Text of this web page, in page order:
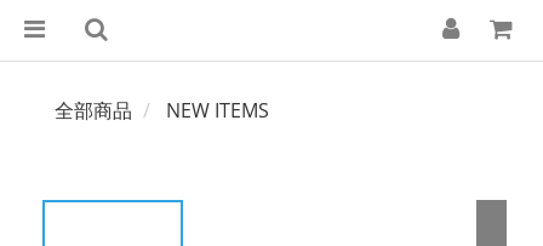
全部商品 NEW ITEMS